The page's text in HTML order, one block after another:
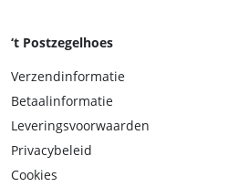
‘t Postzegelhoes
Verzendinformatie
Betaalinformatie
Leveringsvoorwaarden
Privacybeleid
Cookies